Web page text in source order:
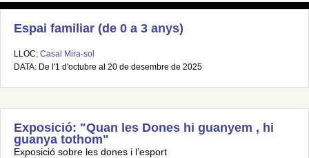
Espai familiar (de 0 a 3 anys)
LLOC: Casal Mira-sol
DATA: De l'1 d'octubre al 20 de desembre de 2025
Exposició: "Quan les Dones hi guanyem , hi
guanya tothom"
Exposició sobre les dones i l’esport